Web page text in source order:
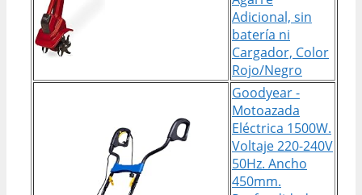
Adicional, sin
batería ni
Cargador, Color
Rojo/Negro
Goodyear -
Motoazada
Eléctrica 1500W.
Voltaje 220-240V
50Hz. Ancho
450mm.